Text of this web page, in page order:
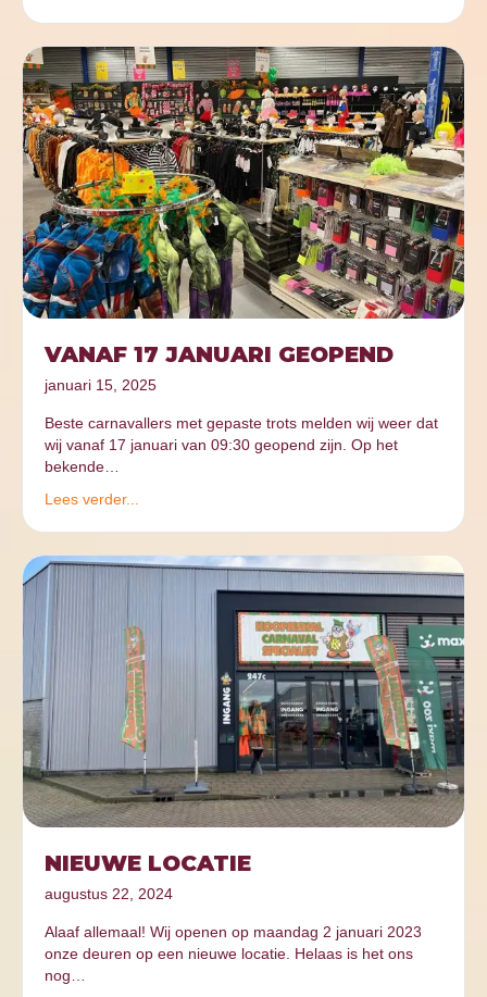
VANAF 17 JANUARI GEOPEND
januari 15, 2025
Beste carnavallers met gepaste trots melden wij weer dat
wij vanaf 17 januari van 09:30 geopend zijn. Op het
bekende…
Lees verder...
NIEUWE LOCATIE
augustus 22, 2024
Alaaf allemaal! Wij openen op maandag 2 januari 2023
onze deuren op een nieuwe locatie. Helaas is het ons
nog…